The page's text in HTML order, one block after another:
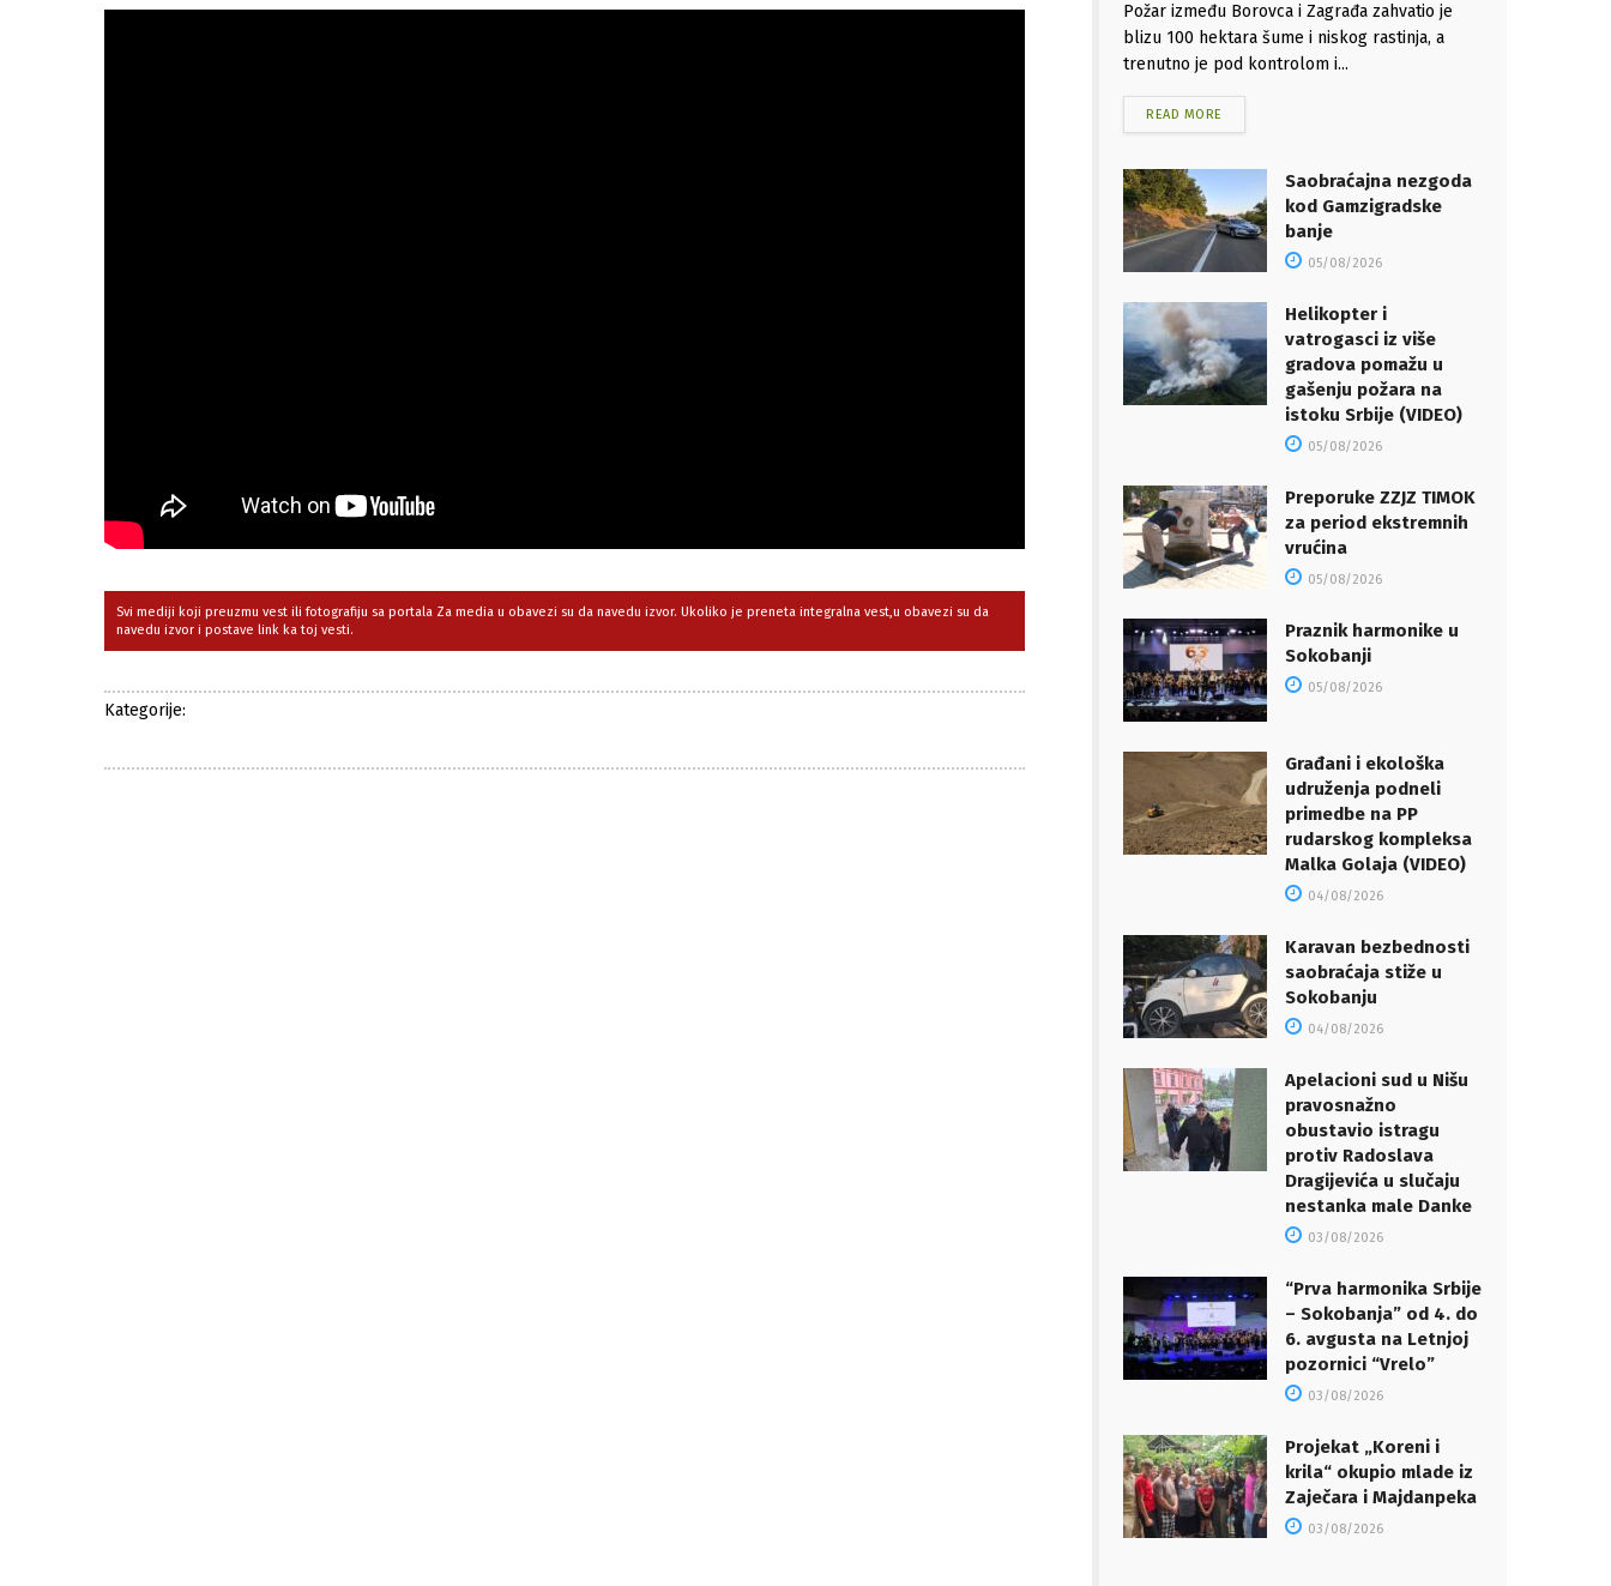
Svi mediji koji preuzmu vest ili fotografiju sa portala Za media u obavezi su da navedu izvor. Ukoliko je preneta integralna vest,u obavezi su da
navedu izvor i postave link ka toj vesti.
Kategorije:
Požar između Borovca i Zagrađa zahvatio je
blizu 100 hektara šume i niskog rastinja, a
trenutno je pod kontrolom i...
READ MORE
Saobraćajna nezgoda
kod Gamzigradske
banje
05/08/2026
Helikopter i
vatrogasci iz više
gradova pomažu u
gašenju požara na
istoku Srbije (VIDEO)
05/08/2026
Preporuke ZZJZ TIMOK
za period ekstremnih
vrućina
05/08/2026
Praznik harmonike u
Sokobanji
05/08/2026
Građani i ekološka
udruženja podneli
primedbe na PP
rudarskog kompleksa
Malka Golaja (VIDEO)
04/08/2026
Karavan bezbednosti
saobraćaja stiže u
Sokobanju
04/08/2026
Apelacioni sud u Nišu
pravosnažno
obustavio istragu
protiv Radoslava
Dragijevića u slučaju
nestanka male Danke
03/08/2026
“Prva harmonika Srbije
– Sokobanja” od 4. do
6. avgusta na Letnjoj
pozornici “Vrelo”
03/08/2026
Projekat „Koreni i
krila“ okupio mlade iz
Zaječara i Majdanpeka
03/08/2026